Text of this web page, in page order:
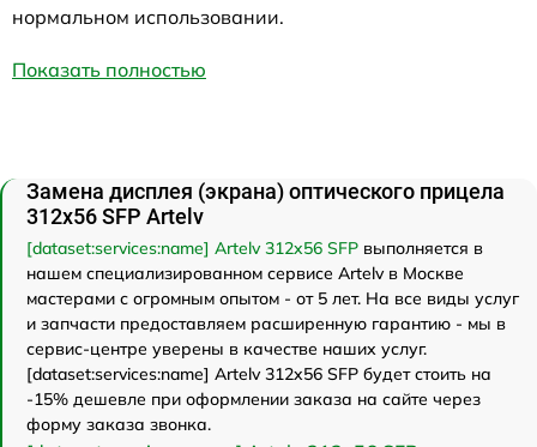
нормальном использовании.
Показать полностью
Замена дисплея (экрана) оптического прицела
312x56 SFP Artelv
[dataset:services:name] Artelv 312x56 SFP выполняется в
нашем специализированном сервисе Artelv в Москве
мастерами с огромным опытом - от 5 лет. На все виды услуг
и запчасти предоставляем расширенную гарантию - мы в
сервис-центре уверены в качестве наших услуг.
[dataset:services:name] Artelv 312x56 SFP будет стоить на
-15% дешевле при оформлении заказа на сайте через
форму заказа звонка.